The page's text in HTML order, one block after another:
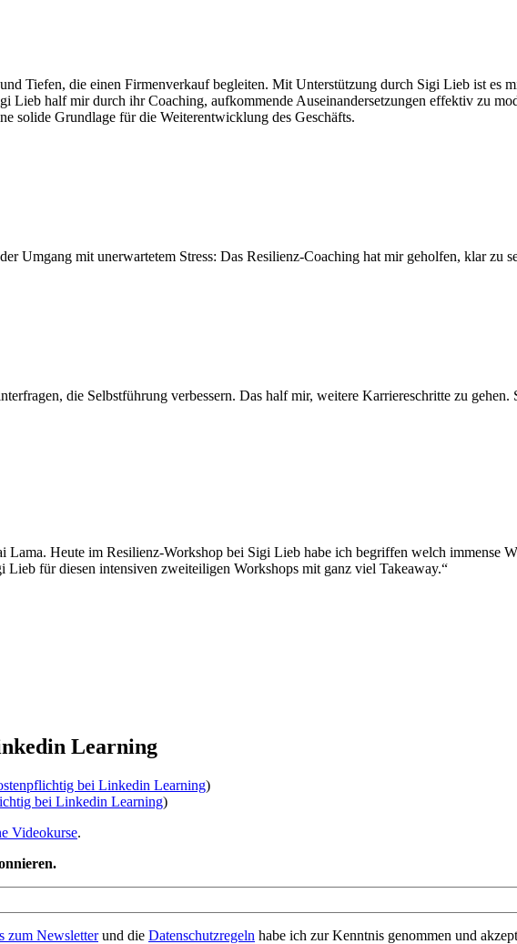
Tiefen, die einen Firmenverkauf begleiten. Mit Unterstützung durch Sigi Lieb ist es
Lieb half mir durch ihr Coaching, aufkommende Auseinandersetzungen effektiv zu
solide Grundlage für die Weiterentwicklung des Geschäfts.
Umgang mit unerwartetem Stress: Das Resilienz-Coaching hat mir geholfen, klar zu
die Selbstführung verbessern. Das half mir, weitere Karriereschritte zu
Lama. Heute im Resilienz-Workshop bei Sigi Lieb habe ich begriffen welch immense
für diesen intensiven zweiteiligen Workshops mit ganz viel Takeaway.“
Learning
bei Linkedin Learning)
bei Linkedin Learning)
Videokurse.
zum Newsletterund die Datenschutzregeln habe ich zur Kenntnis genommen und